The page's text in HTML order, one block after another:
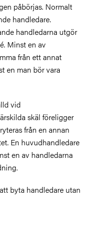
påbörjas. Normalt
handledare.
handledarna utgör
Minst en av
från ett annat
en man bör vara
vid
skäl föreligger
från en annan
En huvudhandledare
en av handledarna
byta handledare utan